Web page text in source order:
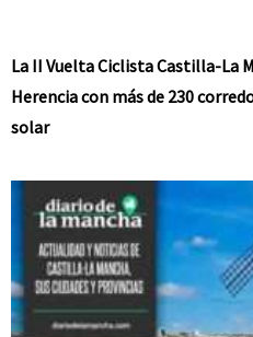
La II Vuelta Ciclista Castilla-La
Herencia con más de 230
solar